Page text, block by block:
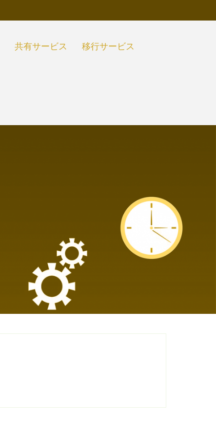
共有サービス 移行サービス